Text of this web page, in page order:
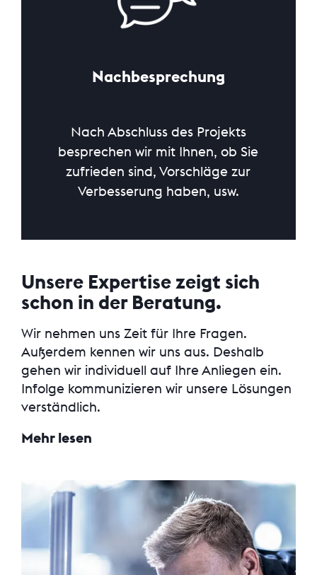
Nachbesprechung
Nach Abschluss des Projekts
besprechen wir mit Ihnen, ob Sie
zufrieden sind, Vorschläge zur
Verbesserung haben, usw.
Unsere Expertise zeigt sich
schon in der Beratung.
Wir nehmen uns Zeit für Ihre Fragen.
Außerdem kennen wir uns aus. Deshalb
gehen wir individuell auf Ihre Anliegen ein.
Infolge kommunizieren wir unsere Lösungen
verständlich.
Mehr lesen